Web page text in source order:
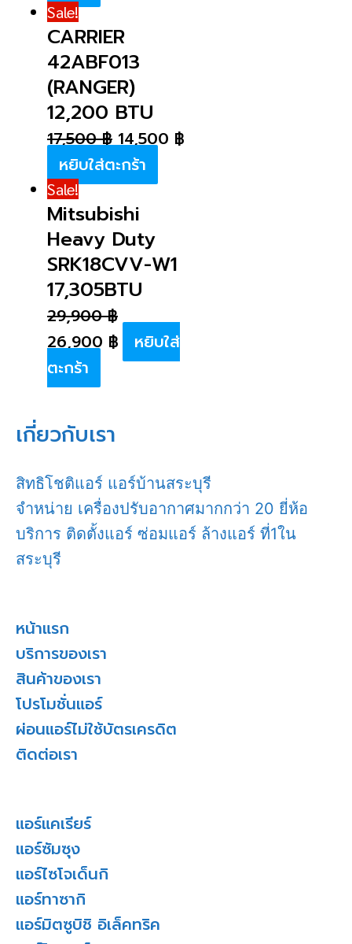
Sale!
CARRIER
42ABF013
(RANGER)
12,200 BTU
17,500฿ 14,500 ฿
หยิบใส่ตะกร้า
Sale!
Mitsubishi
Heavy Duty
SRK18CVV-W1
17,305BTU
29,900฿
26,900 ฿
หยิบใส่
ตะกร้า
เกี่ยวกับเรา
สิทธิโชติแอร์ แอร์บ้านสระบุรี
จำหน่าย เครื่องปรับอากาศมากกว่า 20 ยี่ห้อ
บริการ ติดตั้งแอร์ ซ่อมแอร์ ล้างแอร์ ที่1ใน
สระบุรี
หน้าแรก
บริการของเรา
สินค้าของเรา
โปรโมชั่นแอร์
ผ่อนแอร์ไม่ใช้บัตรเครดิต
ติดต่อเรา
แอร์แคเรียร์
แอร์ซัมซุง
แอร์ไซโจเด็นกิ
แอร์ทาซากิ
แอร์มิตซูบิชิ อิเล็คทริค